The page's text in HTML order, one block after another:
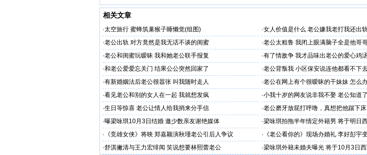
相关文章
·太空旅行 蜜蜂筑巢猴子睡懒觉(组图) ·女人价值是什么 老公嫌我老打我还出
·老公出轨 对方竟然是我无话不谈的闺蜜 ·老公太粗鲁 我闭上眼满脑子全是他哥
·老公和闺蜜玩暧昧 我和她老公联手报复 ·有了情敌争 我才品味出老公的爱心鸡
·和老公爱爱忘关门 结果公公突然回家了 ·老公背叛我 小区保安说连他都看不下
·有新婚姻法后老公很嚣张 叫我随时走人 ·老公在网上有个很暧昧的干妹妹 怎么
·看见老公和别的女人在一起 我就想发疯 ·小我十岁的网友说非我不娶 老公知道了
·生日等惊喜 老公让情人给我捎来分手信 ·老公磨牙放屁打呼噜，真想把他踹下床
·曝梁咏琪10月3日结婚 邀少数亲友谢绝媒体 ·梁咏琪拍拖半年情定外籍男 将于明日
· 《竞雄女侠》将映 郑嘉颖演秋瑾老公引后人争议 · 《老公看你的》现场办婚礼 李好彭宇
·舒淇撇清与王力宏绯闻 笑说想要林熙蕾老公 ·梁咏琪外籍未婚夫曝光 将于10月3日